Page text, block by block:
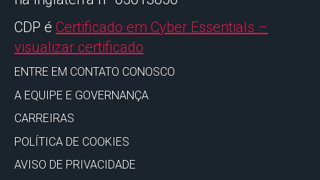
CDP é Certificado em Cyber Essentials –
visualizar certificado
ENTRE EM CONTATO CONOSCO
A EQUIPE E GOVERNANÇA
CARREIRAS
POLÍTICA DE COOKIES
AVISO DE PRIVACIDADE